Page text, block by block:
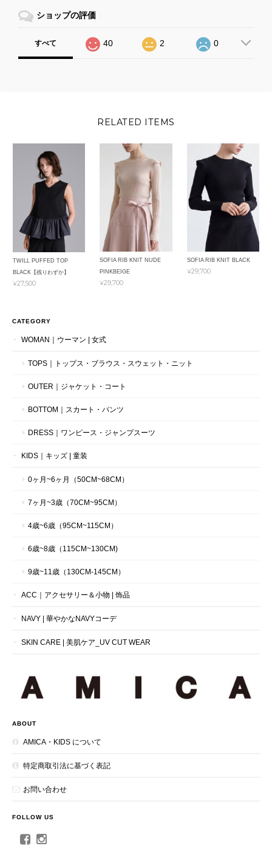
ショップの評価
すべて 40 2 0
RELATED ITEMS
TWILL PUFFED TOP
BLACK【残りわずか】
¥27,500
SOFIA RIB KNIT NUDE
PINKBEIGE
¥29,700
SOFIA RIB KNIT BLACK
¥29,700
CATEGORY
WOMAN｜ウーマン | 女式
TOPS｜トップス・ブラウス・スウェット・ニット
OUTER｜ジャケット・コート
BOTTOM｜スカート・パンツ
DRESS｜ワンピース・ジャンプスーツ
KIDS｜キッズ | 童装
0ヶ月~6ヶ月（50CM~68CM）
7ヶ月~3歳（70CM~95CM）
4歳~6歳（95CM~115CM）
6歳~8歳（115CM~130CM)
9歳~11歳（130CM-145CM）
ACC｜アクセサリー＆小物 | 饰品
NAVY | 華やかなNAVYコーデ
SKIN CARE | 美肌ケア_UV CUT WEAR
ABOUT
AMICA・KIDS について
特定商取引法に基づく表記
お問い合わせ
FOLLOW US